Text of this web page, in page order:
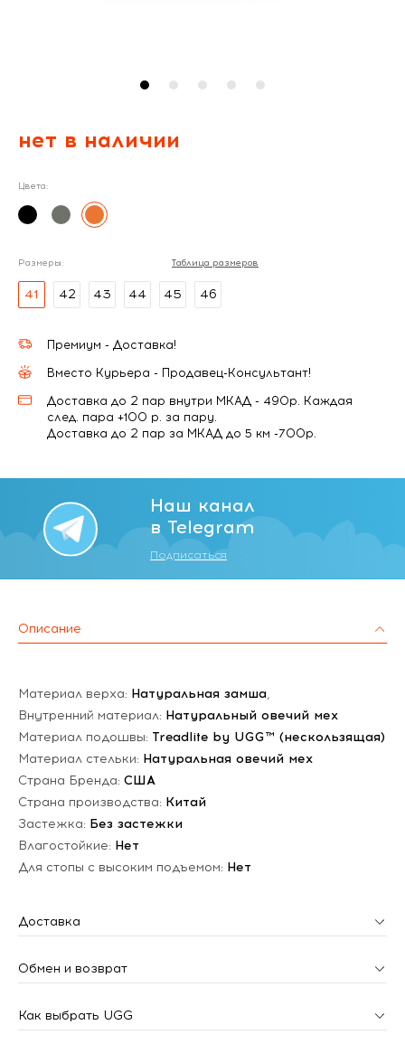
нет в наличии
Цвета:
Размеры: Таблица размеров
41 42 43 44 45 46
Премиум - Доставка!
Вместо Курьера - Продавец-Консультант!
Доставка до 2 пар внутри МКАД - 490р. Каждая
след. пара +100 р. за пару.
Доставка до 2 пар за МКАД до 5 км -700р.
Наш канал
в Telegram
Подписаться
Описание
Материал верха: Натуральная замша,
Внутренний материал: Натуральный овечий мех
Материал подошвы: Treadlite by UGG™ (нескользящая)
Материал стельки: Натуральная овечий мех
Страна Бренда: США
Страна производства: Китай
Застежка: Без застежки
Влагостойкие: Нет
Для стопы с высоким подъемом: Нет
Доставка
Обмен и возврат
Как выбрать UGG